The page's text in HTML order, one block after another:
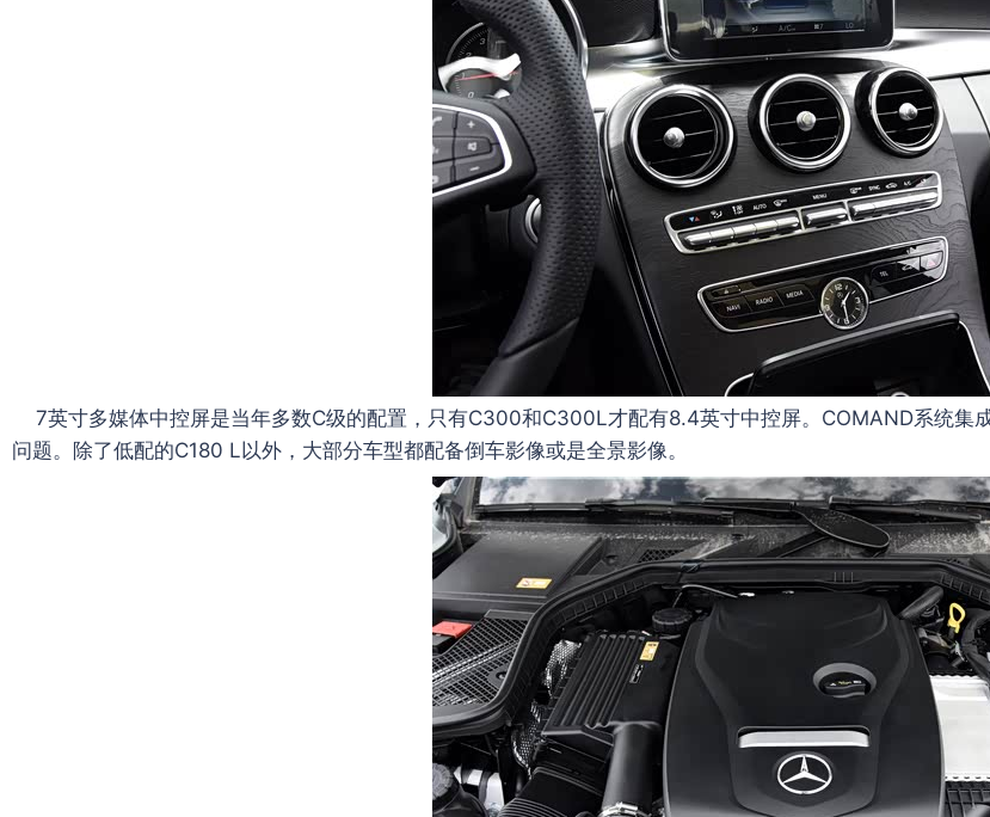
7英寸多媒体中控屏是当年多数C级的配置，只有C300和C300L才配有8.4英寸中控屏。COMAND系统集
问题。除了低配的C180 L以外，大部分车型都配备倒车影像或是全景影像。